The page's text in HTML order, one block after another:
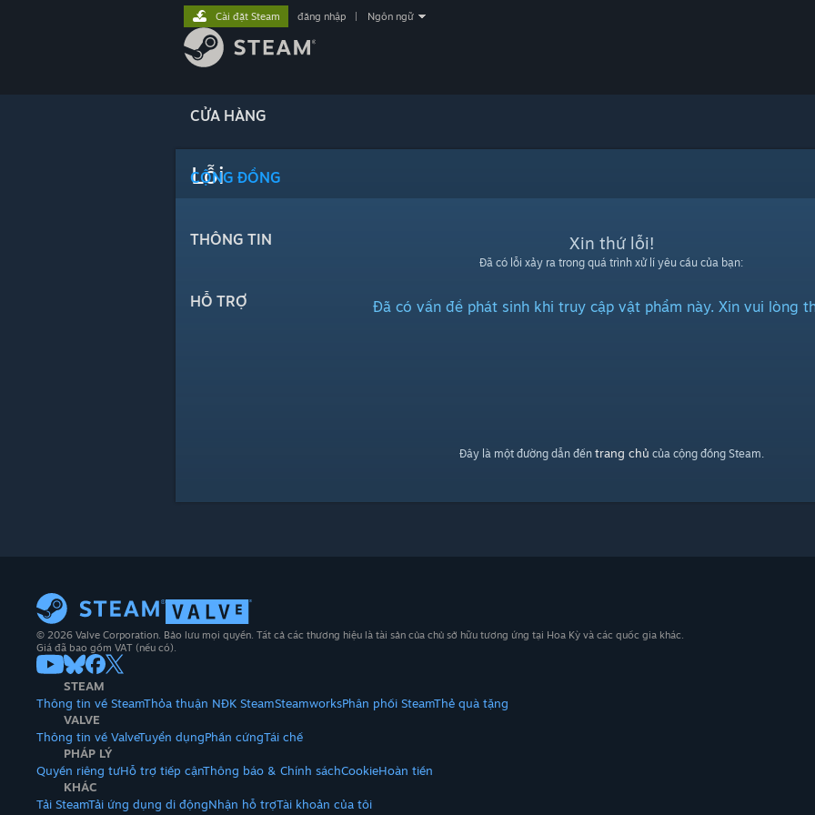
CỬA HÀNG
CỘNG ĐỒNG
THÔNG TIN
HỖ TRỢ
Cài đặt Steam đăng nhập Ngôn ngữ
Lỗi
Xin thứ lỗi!
Đã có lỗi xảy ra trong quá trình xử lí yêu cầu của bạn:
Đã có vấn đề phát sinh khi truy cập vật phẩm này. Xin vui lòng
Đây là một đường dẫn đến trang chủ của cộng đồng Steam.
© 2026 Valve Corporation. Bảo lưu mọi quyền. Tất cả các thương hiệu là tài sản của chủ sở hữu tương ứng tại Hoa Kỳ và các quốc gia khác.
Giá đã bao gồm VAT (nếu có).
STEAM
Thông tin về SteamThỏa thuận NĐK SteamSteamworksPhân phối SteamThẻ quà tặng
VALVE
Thông tin về ValveTuyển dụngPhần cứngTái chế
PHÁP LÝ
Quyền riêng tưHỗ trợ tiếp cậnThông báo & Chính sáchCookieHoàn tiền
KHÁC
Tải SteamTải ứng dụng di độngNhận hỗ trợTài khoản của tôi